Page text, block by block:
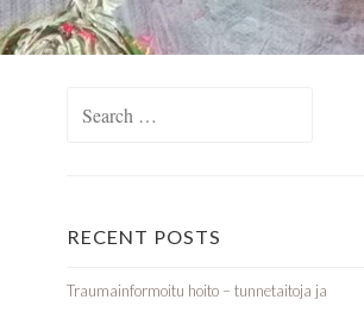
RECENT POSTS
Traumainformoitu hoito – tunnetaitoja ja